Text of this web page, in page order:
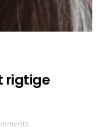
rigtige